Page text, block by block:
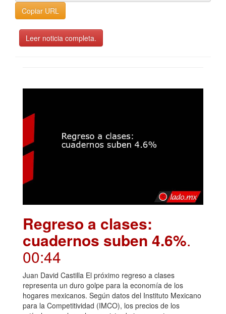
Copiar URL
Leer noticia completa.
Regreso a clases:
cuadernos suben 4.6%.
00:44
Juan David Castilla El próximo regreso a clases
representa un duro golpe para la economía de los
hogares mexicanos. Según datos del Instituto Mexicano
para la Competitividad (IMCO), los precios de los